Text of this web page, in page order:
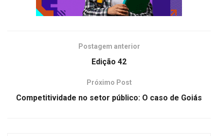
Postagem anterior
Edição 42
Próximo Post
Competitividade no setor público: O caso de Goiás